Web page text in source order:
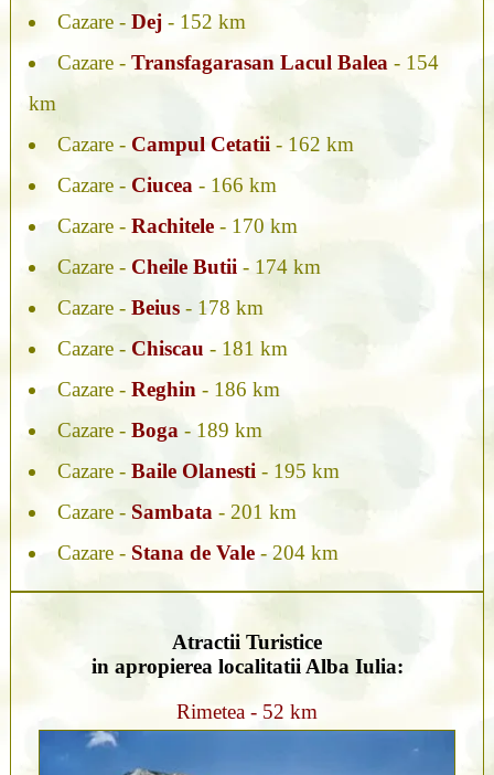
Cazare - Dej - 152 km
Cazare - Transfagarasan Lacul Balea - 154
km
Cazare - Campul Cetatii - 162 km
Cazare - Ciucea - 166 km
Cazare - Rachitele- 170 km
Cazare - Cheile Butii - 174 km
Cazare - Beius- 178 km
Cazare - Chiscau - 181 km
Cazare - Reghin - 186 km
Cazare - Boga - 189 km
Cazare - Baile Olanesti - 195 km
Cazare - Sambata - 201 km
Cazare - Stana de Vale- 204 km
Atractii Turistice
in apropierea localitatii Alba Iulia:
Rimetea - 52 km